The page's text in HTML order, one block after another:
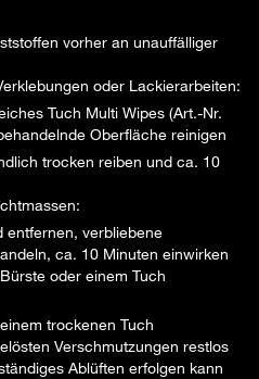
vorher an unauffälliger
oder Lackierarbeiten:
Tuch Multi Wipes (Art.-Nr.
Oberfläche reinigen
trocken reiben und ca. 10
entfernen, verbliebene
ca. 10 Minuten einwirken
oder einem Tuch
trockenen Tuch
Verschmutzungen restlos
Ablüften erfolgen kann